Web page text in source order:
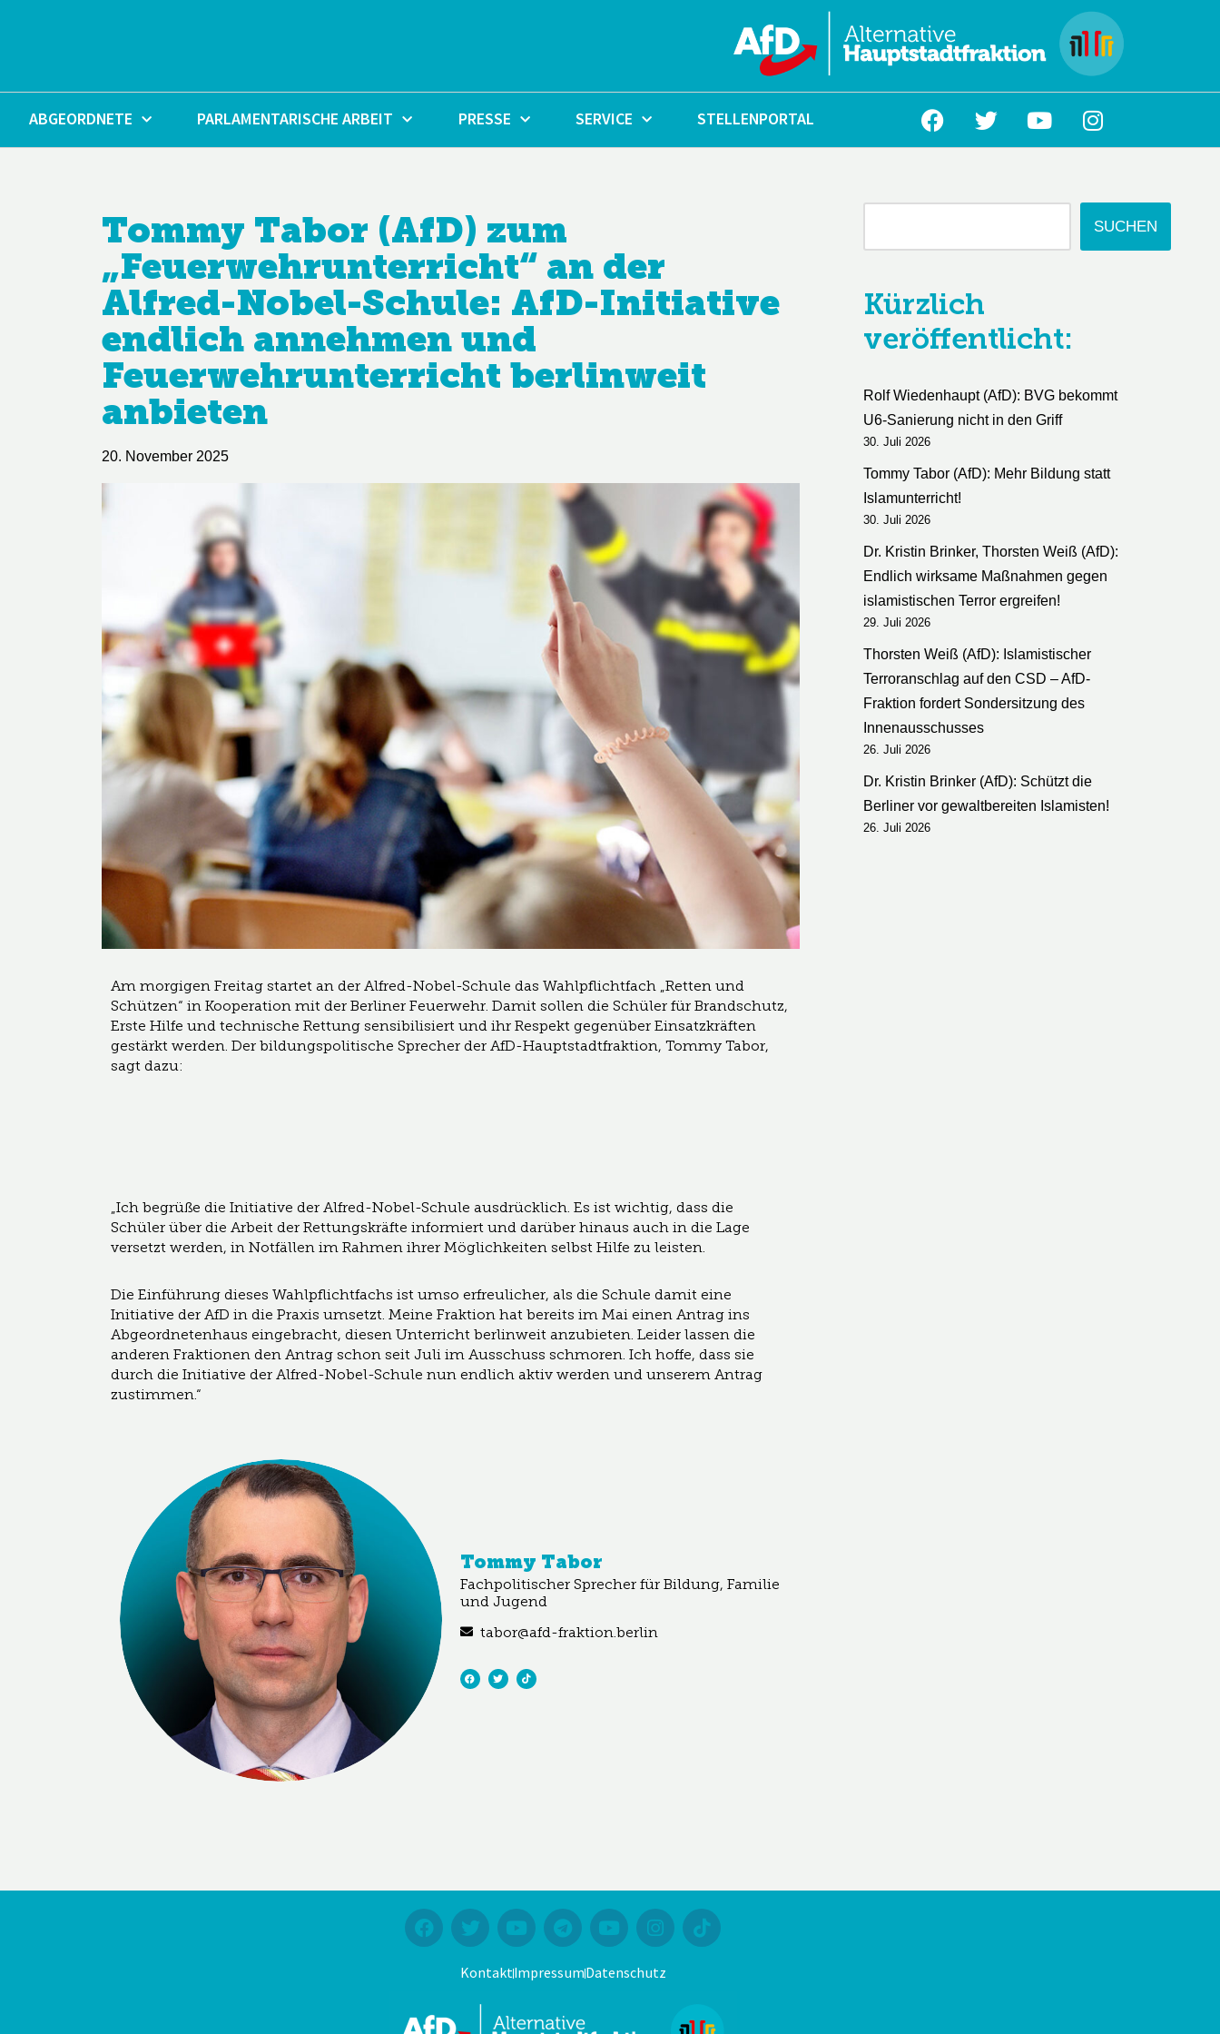
ABGEORDNETE PARLAMENTARISCHE ARBEIT PRESSE SERVICE STELLENPORTAL
Tommy Tabor (AfD) zum
„Feuerwehrunterricht“ an der
Alfred-Nobel-Schule: AfD-Initiative
endlich annehmen und
Feuerwehrunterricht berlinweit
anbieten
20. November 2025
Am morgigen Freitag startet an der Alfred-Nobel-Schule das Wahlpflichtfach „Retten und
Schützen“ in Kooperation mit der Berliner Feuerwehr. Damit sollen die Schüler für Brandschutz,
Erste Hilfe und technische Rettung sensibilisiert und ihr Respekt gegenüber Einsatzkräften
gestärkt werden. Der bildungspolitische Sprecher der AfD-Hauptstadtfraktion, Tommy Tabor,
sagt dazu:
„Ich begrüße die Initiative der Alfred-Nobel-Schule ausdrücklich. Es ist wichtig, dass die
Schüler über die Arbeit der Rettungskräfte informiert und darüber hinaus auch in die Lage
versetzt werden, in Notfällen im Rahmen ihrer Möglichkeiten selbst Hilfe zu leisten.
Die Einführung dieses Wahlpflichtfachs ist umso erfreulicher, als die Schule damit eine
Initiative der AfD in die Praxis umsetzt. Meine Fraktion hat bereits im Mai einen Antrag ins
Abgeordnetenhaus eingebracht, diesen Unterricht berlinweit anzubieten. Leider lassen die
anderen Fraktionen den Antrag schon seit Juli im Ausschuss schmoren. Ich hoffe, dass sie
durch die Initiative der Alfred-Nobel-Schule nun endlich aktiv werden und unserem Antrag
zustimmen.“
Tommy Tabor
Fachpolitischer Sprecher für Bildung, Familie
und Jugend
tabor@afd-fraktion.berlin
SUCHEN
Kürzlich
veröffentlicht:
Rolf Wiedenhaupt (AfD): BVG bekommt
U6-Sanierung nicht in den Griff
30. Juli 2026
Tommy Tabor (AfD): Mehr Bildung statt
Islamunterricht!
30. Juli 2026
Dr. Kristin Brinker, Thorsten Weiß (AfD):
Endlich wirksame Maßnahmen gegen
islamistischen Terror ergreifen!
29. Juli 2026
Thorsten Weiß (AfD): Islamistischer
Terroranschlag auf den CSD – AfD-
Fraktion fordert Sondersitzung des
Innenausschusses
26. Juli 2026
Dr. Kristin Brinker (AfD): Schützt die
Berliner vor gewaltbereiten Islamisten!
26. Juli 2026
KontaktImpressumDatenschutz